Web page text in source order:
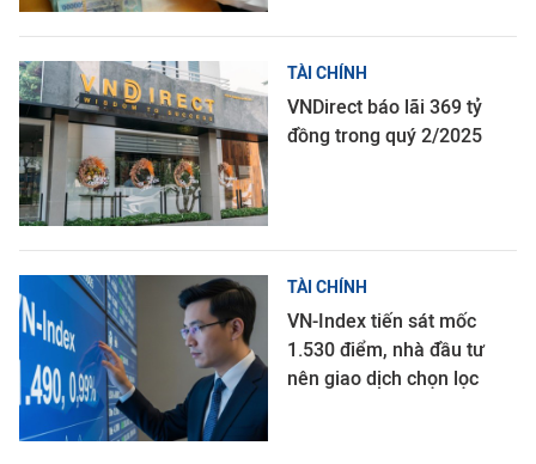
TÀI CHÍNH
VNDirect báo lãi 369 tỷ
đồng trong quý 2/2025
TÀI CHÍNH
VN-Index tiến sát mốc
1.530 điểm, nhà đầu tư
nên giao dịch chọn lọc